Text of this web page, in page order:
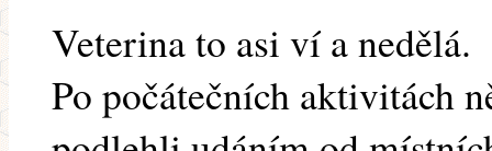
Veterina to asi ví a nedělá.
Po počátečních aktivitách